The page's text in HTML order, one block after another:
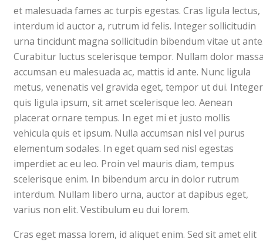
et malesuada fames ac turpis egestas. Cras ligula lectus,
interdum id auctor a, rutrum id felis. Integer sollicitudin
urna tincidunt magna sollicitudin bibendum vitae ut
Curabitur luctus scelerisque tempor. Nullam dolor
accumsan eu malesuada ac, mattis id ante. Nunc ligula
metus, venenatis vel gravida eget, tempor ut dui. Integer
quis ligula ipsum, sit amet scelerisque leo. Aenean
placerat ornare tempus. In eget mi et justo mollis
vehicula quis et ipsum. Nulla accumsan nisl vel purus
elementum sodales. In eget quam sed nisl egestas
imperdiet ac eu leo. Proin vel mauris diam, tempus
scelerisque enim. In bibendum arcu in dolor rutrum
interdum. Nullam libero urna, auctor at dapibus eget,
varius non elit. Vestibulum eu dui lorem.
Cras eget massa lorem, id aliquet enim. Sed sit amet elit